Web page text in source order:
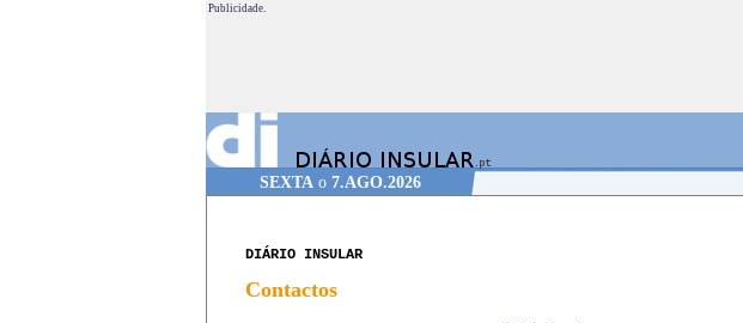
Publicidade.
SEXTAo 7.AGO.2026
DIÁRIO INSULAR
Contactos